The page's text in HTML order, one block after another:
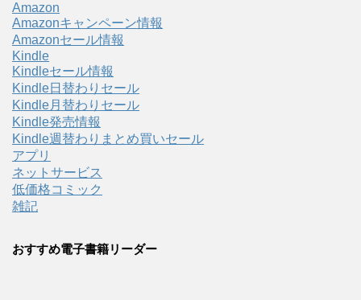
Amazon
Amazonキャンペーン情報
Amazonセール情報
Kindle
Kindleセール情報
Kindle日替わりセール
Kindle月替わりセール
Kindle発売情報
Kindle週替わりまとめ買いセール
アプリ
ネットサービス
低価格コミック
雑記
おすすめ電子書籍リーダー